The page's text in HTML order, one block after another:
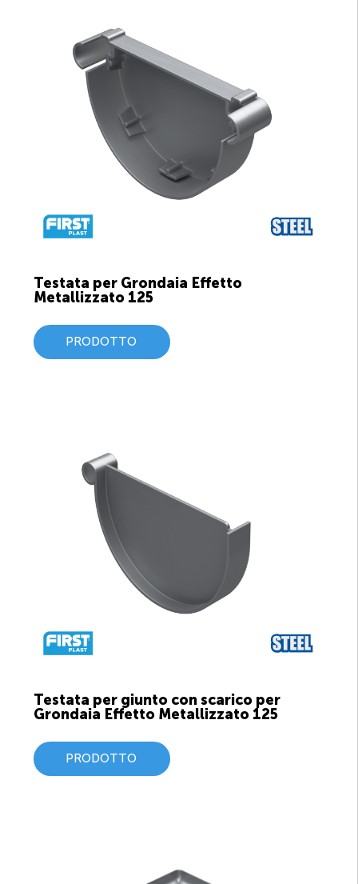
Testata per Grondaia Effetto
Metallizzato 125
PRODOTTO
Testata per giunto con scarico per
Grondaia Effetto Metallizzato 125
PRODOTTO